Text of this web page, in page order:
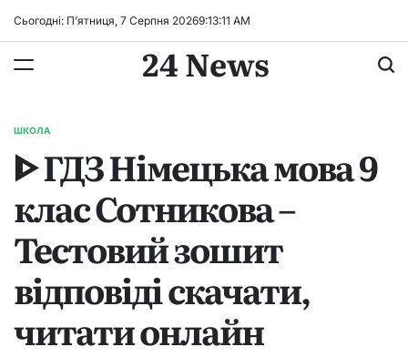
Сьогодні: П’ятниця, 7 Серпня 20269:13:11 AM
24 News
ОПУБЛІКУВАТИ
ШКОЛА
ᐈ ГДЗ Німецька мова 9
клас Сотникова –
Тестовий зошит
відповіді скачати,
читати онлайн